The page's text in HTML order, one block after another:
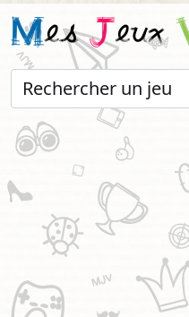
MesJeux